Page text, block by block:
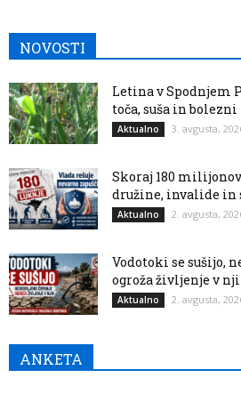
NOVOSTI
Letina v Spodnjem
toča, suša in bolezni
Aktualno 3. avgusta,
Skoraj 180
družine, invalide in
Aktualno 2. avgusta,
Vodotoki se sušijo,
ogroža življenje v
Aktualno 2. avgusta,
ANKETA